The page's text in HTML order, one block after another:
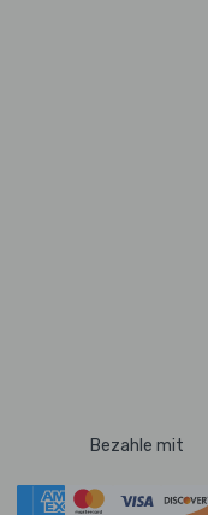
Bezahle mit